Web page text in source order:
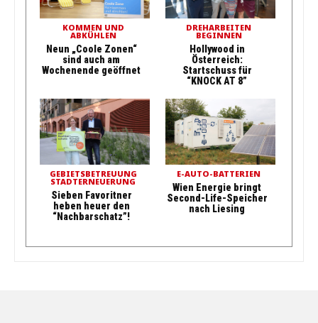
KOMMEN UND
ABKÜHLEN
Neun „Coole Zonen“
sind auch am
Wochenende geöffnet
DREHARBEITEN
BEGINNEN
Hollywood in
Österreich:
Startschuss für
“KNOCK AT 8”
GEBIETSBETREUUNG
STADTERNEUERUNG
Sieben Favoritner
heben heuer den
“Nachbarschatz”!
E-AUTO-BATTERIEN
Wien Energie bringt
Second-Life-Speicher
nach Liesing